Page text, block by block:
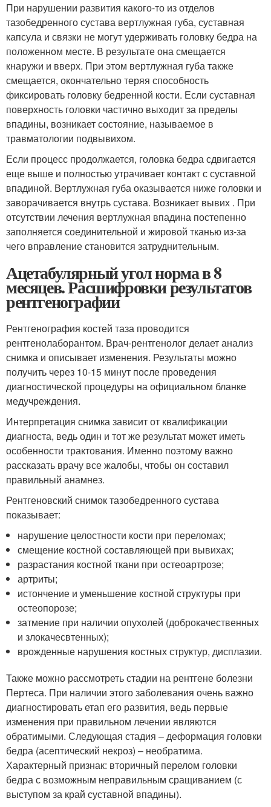
При нарушении развития какого-то из отделов
тазобедренного сустава вертлужная губа, суставная
капсула и связки не могут удерживать головку бедра на
положенном месте. В результате она смещается
кнаружи и вверх. При этом вертлужная губа также
смещается, окончательно теряя способность
фиксировать головку бедренной кости. Если суставная
поверхность головки частично выходит за пределы
впадины, возникает состояние, называемое в
травматологии подвывихом.
Если процесс продолжается, головка бедра сдвигается
еще выше и полностью утрачивает контакт с суставной
впадиной. Вертлужная губа оказывается ниже головки и
заворачивается внутрь сустава. Возникает вывих . При
отсутствии лечения вертлужная впадина постепенно
заполняется соединительной и жировой тканью из-за
чего вправление становится затруднительным.
Ацетабулярный угол норма в 8
месяцев. Расшифровки результатов
рентгенографии
Рентгенография костей таза проводится
рентгенолаборантом. Врач-рентгенолог делает анализ
снимка и описывает изменения. Результаты можно
получить через 10-15 минут после проведения
диагностической процедуры на официальном бланке
медучреждения.
Интерпретация снимка зависит от квалификации
диагноста, ведь один и тот же результат может иметь
особенности трактования. Именно поэтому важно
рассказать врачу все жалобы, чтобы он составил
правильный анамнез.
Рентгеновский снимок тазобедренного сустава
показывает:
нарушение целостности кости при переломах;
смещение костной составляющей при вывихах;
разрастания костной ткани при остеоартрозе;
артриты;
истончение и уменьшение костной структуры при
остеопорозе;
затмение при наличии опухолей (доброкачественных
и злокачесвтенных);
врожденные нарушения костных структур, дисплазии.
Также можно рассмотреть стадии на рентгене болезни
Пертеса. При наличии этого заболевания очень важно
диагностировать етап его развития, ведь первые
изменения при правильном лечении являются
обратимыми. Следующая стадия – деформация головки
бедра (асептический некроз) – необратима.
Характерный признак: вторичный перелом головки
бедра с возможным неправильным сращиванием (с
выступом за край суставной впадины).